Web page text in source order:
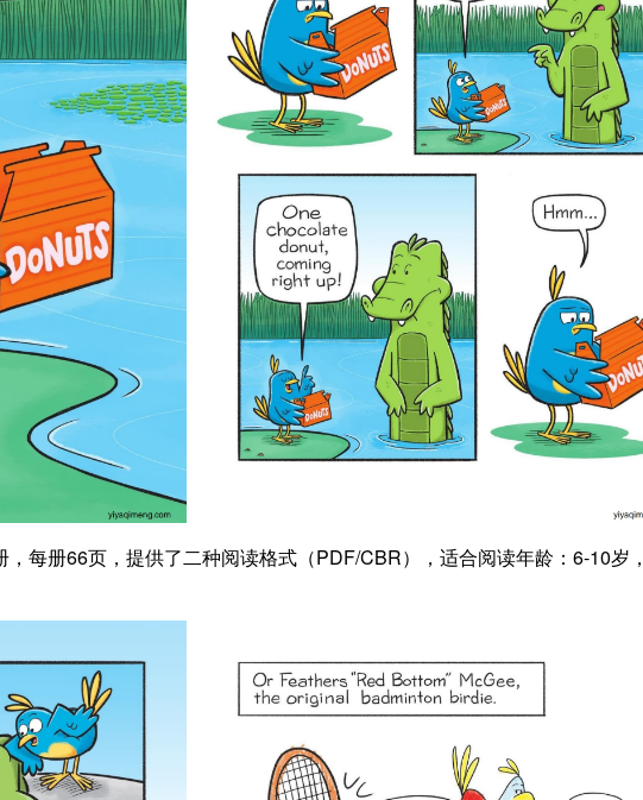
，每册66页，提供了二种阅读格式（PDF/CBR），适合阅读年龄：6-10岁